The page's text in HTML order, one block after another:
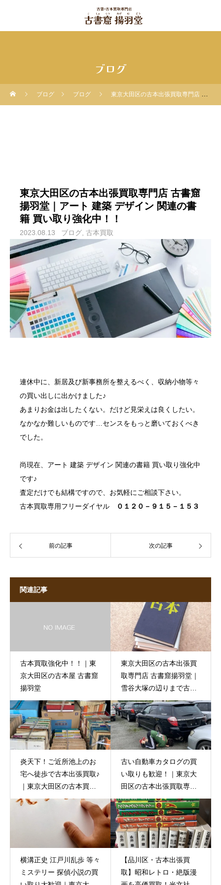
ブログ
ブログ ブログ 東京大田区の古本出張買取専門店 古書窟揚羽堂｜アート 建築 デザイン 関連の書籍 買い取り強化中！！
東京大田区の古本出張買取専門店 古書窟
揚羽堂｜アート 建築 デザイン 関連の書
籍 買い取り強化中！！
2023.08.13 ブログ 古本買取
連休中に、新居及び新事務所を整えるべく、収納小物等々
の買い出しに出かけました♪
あまりお金は出したくない。だけど見栄えは良くしたい。
なかなか難しいものです…センスをもっと磨いておくべき
でした。
尚現在、 アート 建築 デザイン 関連の書籍 買い取り強化中
です♪
査定だけでも結構ですので、お気軽にご相談下さい。
古本買取専用フリーダイヤル ０１２０－９１５－１５３
前の記事 次の記事
関連記事
古本買取強化中！！｜東
京大田区の古本屋 古書窟
揚羽堂
東京大田区の古本出張買
取専門店 古書窟揚羽堂｜
雪谷大塚の辺りまで古本
買取にお伺いしました。
炎天下！ご近所池上のお
宅へ徒歩で古本出張買取♪
｜東京大田区の古本買取
専門店 古書窟揚羽堂
古い自動車カタログの買
い取りも歓迎！｜東京大
田区の古本出張買取専門
店 古書窟揚羽堂
横溝正史 江戸川乱歩 等々
ミステリー 探偵小説の買
【品川区・古本出張買
取】昭和レトロ・絶版漫